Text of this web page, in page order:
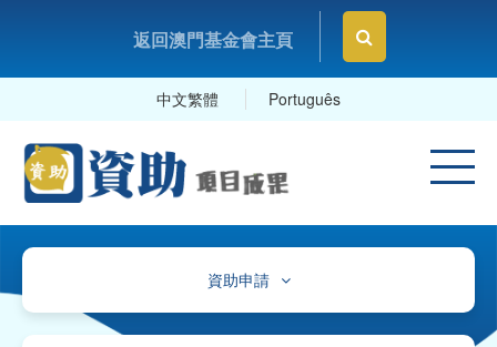
返回澳門基金會主頁
中文繁體 Português
資助申請
通告